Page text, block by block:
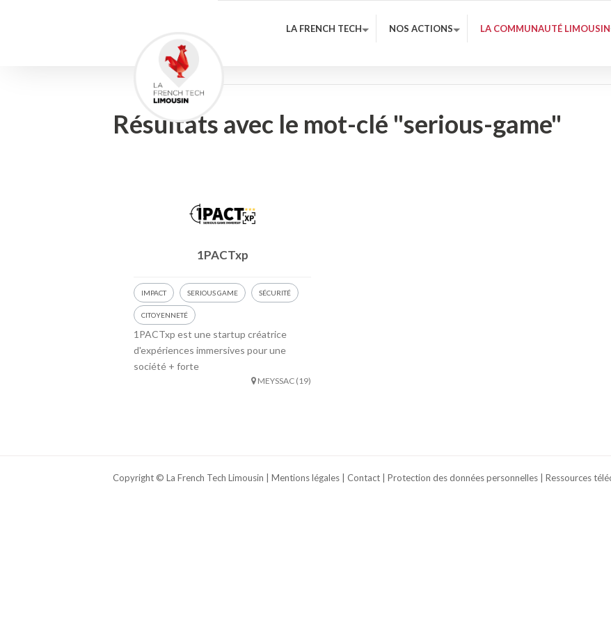
LA FRENCH TECH NOS ACTIONS LA COMMUNAUTÉ LIMOUSIN
Résultats avec le mot-clé "serious-game"
1PACTxp
IMPACT SERIOUS GAME SÉCURITÉ
CITOYENNETÉ
1PACTxp est une startup créatrice
d'expériences immersives pour une
société + forte
MEYSSAC (19)
Copyright © La French Tech Limousin | Mentions légales Contact Protection des données personnelles Ressources